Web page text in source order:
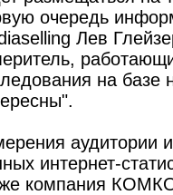
очередь
Лев
на базе
аудитории
интернет-
компания